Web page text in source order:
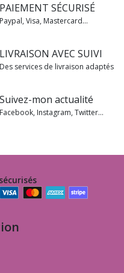
PAIEMENT SÉCURISÉ
Paypal, Visa, Mastercard...
LIVRAISON AVEC SUIVI
Des services de livraison adaptés
Suivez-mon actualité
Facebook, Instagram, Twitter...